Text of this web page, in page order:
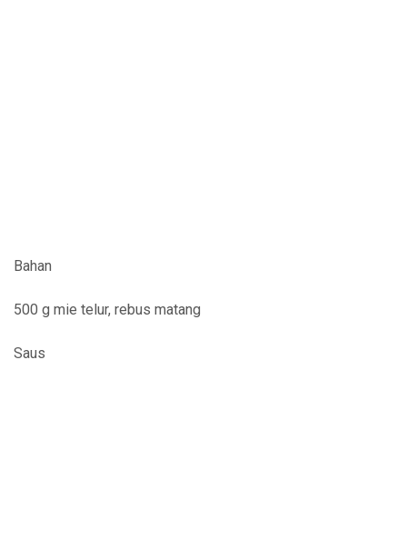
Bahan
500 g mie telur, rebus matang
Saus